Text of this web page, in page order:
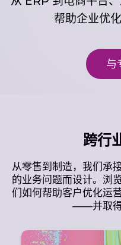
帮助企业优
与
跨行
从零售到制造，我们承
的业务问题而设计。浏
们如何帮助客户优化运
——并取得